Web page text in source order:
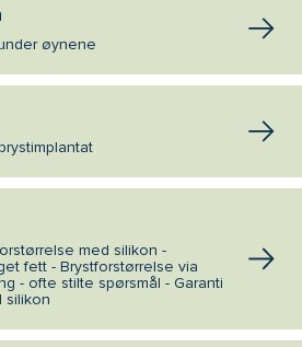
øynene
med silikon -
fett - Brystforstørrelse via
- ofte stilte spørsmål - Garanti
silikon